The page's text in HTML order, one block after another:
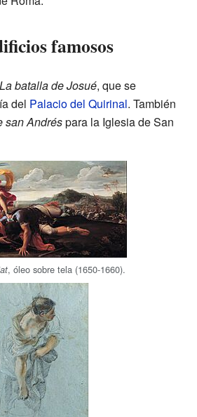
famosos
La batalla de Josué, que se
del Palacio del Quirinal. También
san Andréspara la Iglesia de San
, óleo sobre tela (1650-1660).